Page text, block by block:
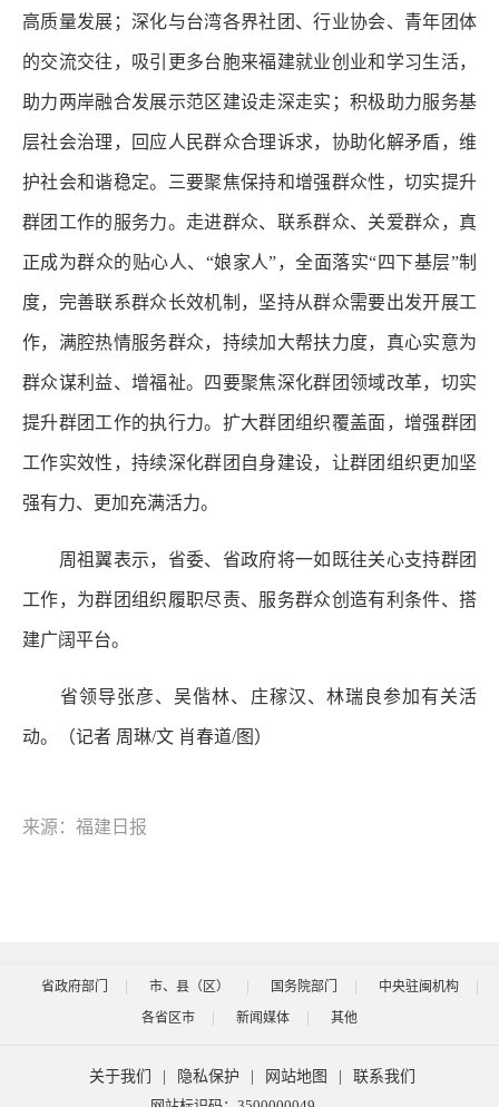
高质量发展；深化与台湾各界社团、行业协会、青年团体
的交流交往，吸引更多台胞来福建就业创业和学习生活，
助力两岸融合发展示范区建设走深走实；积极助力服务基
层社会治理，回应人民群众合理诉求，协助化解矛盾，维
护社会和谐稳定。三要聚焦保持和增强群众性，切实提升
群团工作的服务力。走进群众、联系群众、关爱群众，真
正成为群众的贴心人、“娘家人”，全面落实“四下基层”制
度，完善联系群众长效机制，坚持从群众需要出发开展工
作，满腔热情服务群众，持续加大帮扶力度，真心实意为
群众谋利益、增福祉。四要聚焦深化群团领域改革，切实
提升群团工作的执行力。扩大群团组织覆盖面，增强群团
工作实效性，持续深化群团自身建设，让群团组织更加坚
强有力、更加充满活力。
周祖翼表示，省委、省政府将一如既往关心支持群团
工作，为群团组织履职尽责、服务群众创造有利条件、搭
建广阔平台。
省领导张彦、吴偕林、庄稼汉、林瑞良参加有关活
动。 （记者 周琳/文 肖春道/图 ）
来源：福建日报
省政府部门 市、县（区） 国务院部门
中央驻闽机构
各省区市
新闻媒体 其他
关于我们 隐私保护 网站地图
联系我们